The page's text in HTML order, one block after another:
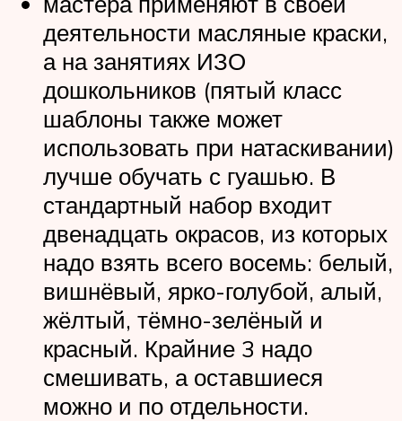
деятельности масляные краски,
а на занятиях ИЗО
дошкольников (пятый класс
шаблоны также может
использовать при натаскивании)
лучше обучать с гуашью. В
стандартный набор входит
двенадцать окрасов, из которых
надо взять всего восемь: белый,
вишнёвый, ярко-голубой, алый,
жёлтый, тёмно-зелёный и
красный. Крайние 3 надо
смешивать, а оставшиеся
можно и по отдельности.